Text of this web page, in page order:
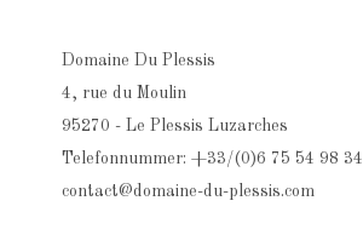
Domaine Du Plessis
4, rue du Moulin
95270 - Le Plessis Luzarches
Telefonnummer: +33/(0)6 75 54 98 34
contact@domaine-du-plessis.com